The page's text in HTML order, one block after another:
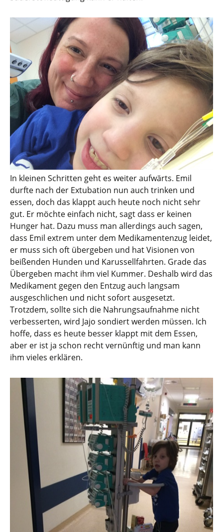
In kleinen Schritten geht es weiter aufwärts. Emil
durfte nach der Extubation nun auch trinken und
essen, doch das klappt auch heute noch nicht sehr
gut. Er möchte einfach nicht, sagt dass er keinen
Hunger hat. Dazu muss man allerdings auch sagen,
dass Emil extrem unter dem Medikamentenzug leidet,
er muss sich oft übergeben und hat Visionen von
beißenden Hunden und Karussellfahrten. Grade das
Übergeben macht ihm viel Kummer. Deshalb wird das
Medikament gegen den Entzug auch langsam
ausgeschlichen und nicht sofort ausgesetzt.
Trotzdem, sollte sich die Nahrungsaufnahme nicht
verbesserten, wird Jajo sondiert werden müssen. Ich
hoffe, dass es heute besser klappt mit dem Essen,
aber er ist ja schon recht vernünftig und man kann
ihm vieles erklären.